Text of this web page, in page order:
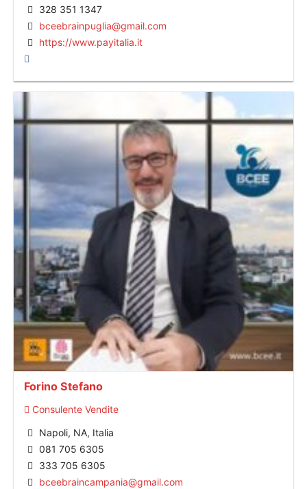
328 351 1347
bceebrainpuglia@gmail.com
https://www.payitalia.it
Forino Stefano
Consulente Vendite
Napoli, NA, Italia
081 705 6305
333 705 6305
bceebraincampania@gmail.com